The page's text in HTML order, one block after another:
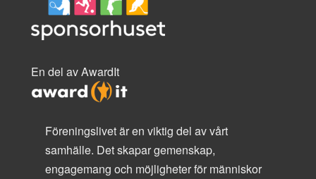
En del av AwardIt
Föreningslivet är en viktig del av vårt
samhälle. Det skapar gemenskap,
engagemang och möjligheter för människor